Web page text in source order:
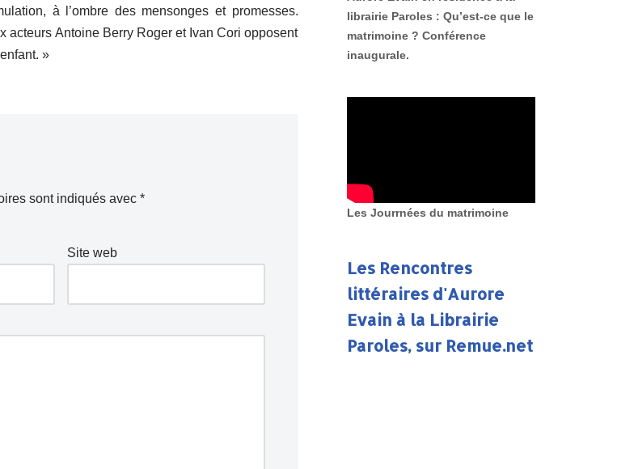
à l’ombre des mensonges et promesses.
acteurs Antoine Berry Roger et Ivan Cori opposent
»
sont indiqués avec *
Site web
librairie Paroles : Qu’est-ce que le
matrimoine ? Conférence
inaugurale.
Les Jourrnées du matrimoine
Les Rencontres
littéraires d'Aurore
Evain à la Librairie
Paroles, sur Remue.net